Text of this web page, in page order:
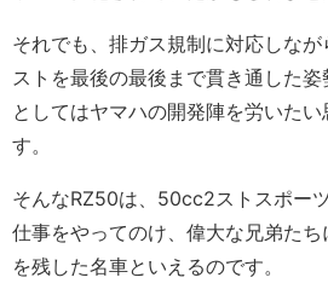
それでも、排ガス規制に対応しな
ストを最後の最後まで貫き通した
としてはヤマハの開発陣を労いた
す。
そんなRZ50は、50cc2ストスポー
仕事をやってのけ、偉大な兄弟た
を残した名車といえるのです。